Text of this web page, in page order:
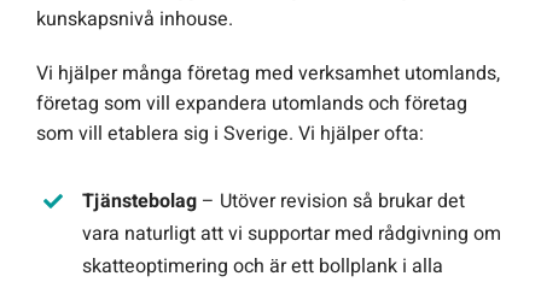
kunskapsnivå inhouse.
Vi hjälper många företag med verksamhet utomlands,
företag som vill expandera utomlands och företag
som vill etablera sig i Sverige. Vi hjälper ofta:
Tjänstebolag – Utöver revision så brukar det
vara naturligt att vi supportar med rådgivning om
skatteoptimering och är ett bollplank i alla